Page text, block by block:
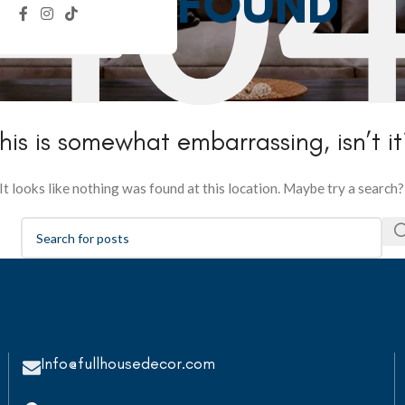
is somewhat embarrassing, isn’t
It looks like nothing was found at this location. Maybe try a search?
Info@fullhousedecor.com